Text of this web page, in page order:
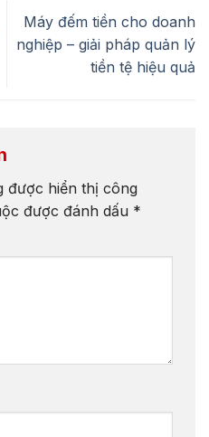
Máy đếm tiền cho doanh
nghiệp – giải pháp quản lý
tiền tệ hiệu quả
được hiển thị công
được đánh dấu *